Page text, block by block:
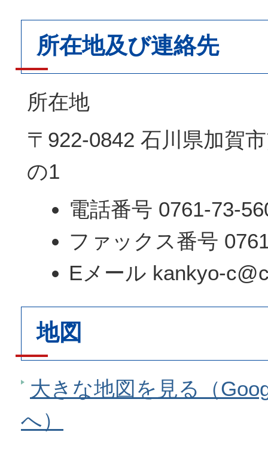
所在地及び連絡先
所在地
〒922-0842 石川県加賀
の1
電話番号 0761-73-
ファックス番号
Eメール kankyo-
地図
大きな地図を見る（
へ）